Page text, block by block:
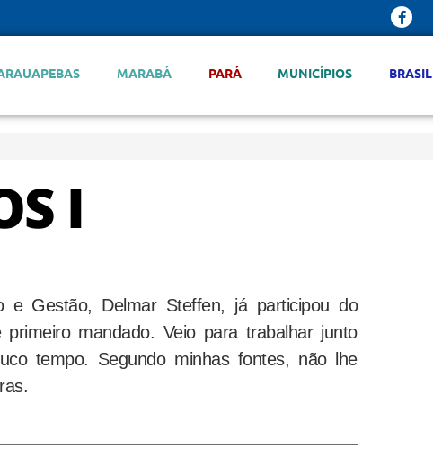
MARABÁ PARÁ MUNICÍPIOS BRASIL
I
e Gestão, Delmar Steffen, já participou do
mandado. Veio para trabalhar junto
tempo. Segundo minhas fontes, não lhe